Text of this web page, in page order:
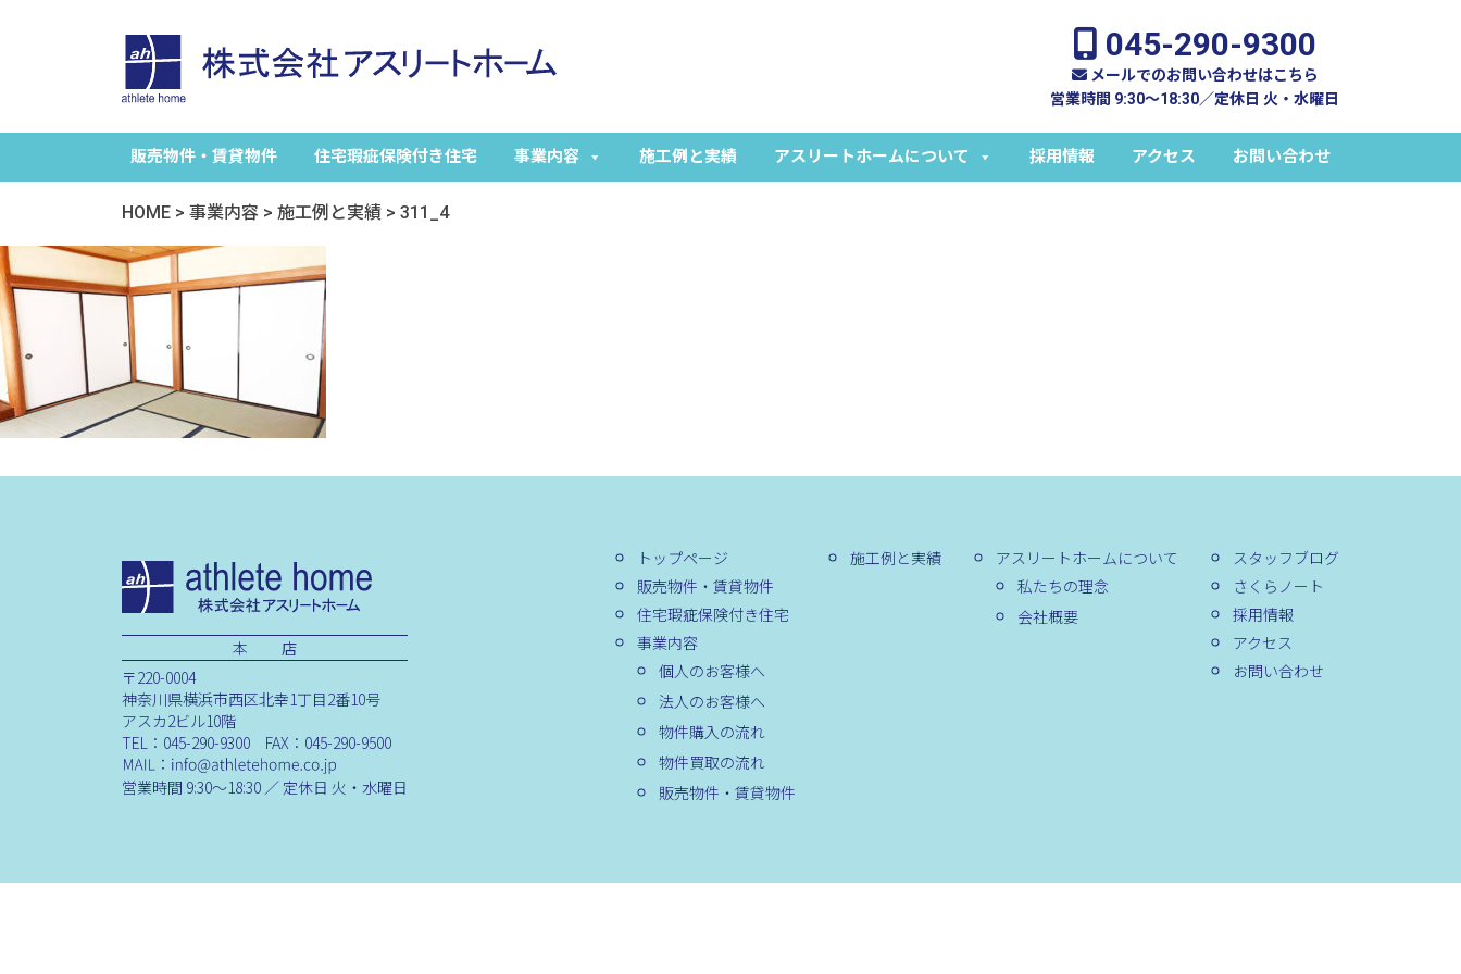
045-290-9300
メールでのお問い合わせはこちら
営業時間 9:30～18:30／定休日 火・水曜日
販売物件・賃貸物件 住宅瑕疵保険付き住宅 事業内容 施工例と実績 アスリートホームについて 採用情報 アクセス お問い合わせ
HOME > 事業内容 > 施工例と実績 > 311_4
本 店
〒220-0004
神奈川県横浜市西区北幸1丁目2番10号
アスカ2ビル10階
TEL：045-290-9300 FAX：045-290-9500
営業時間 9:30～18:30 ／ 定休日 火・水曜日
トップページ
販売物件・賃貸物件
住宅瑕疵保険付き住宅
事業内容
個人のお客様へ
法人のお客様へ
物件購入の流れ
物件買取の流れ
販売物件・賃貸物件
施工例と実績
アスリートホームについて
私たちの理念
会社概要
スタッフブログ
さくらノート
採用情報
アクセス
お問い合わせ